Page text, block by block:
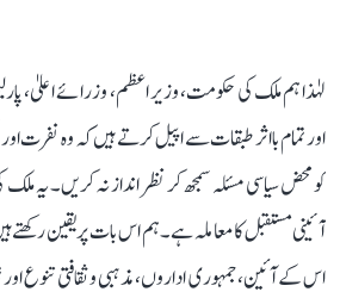
لہٰذا ہم ملک کی حکومت، وزیر اعظم، وزرائے اعلیٰ،
اور تمام بااثر طبقات سے اپیل کرتے ہیں کہ وہ نفرت
کو محض سیاسی مسئلہ سمجھ کر نظر انداز نہ کریں۔ یہ ملک
آئینی مستقبل کا معاملہ ہے۔ ہم اس بات پر یقین
اس کے آئین، جمہوری اداروں، مذہبی و ثقافتی تنوع